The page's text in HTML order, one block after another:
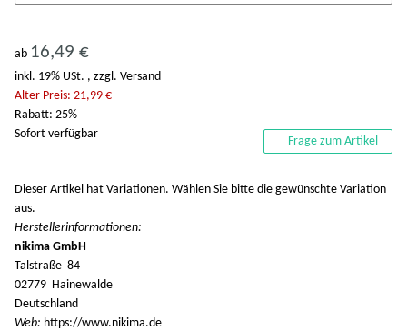
ab 16,49 €
inkl. 19% USt. , zzgl. Versand
Alter Preis: 21,99 €
Rabatt: 25%
Sofort verfügbar
Frage zum Artikel
xDieser Artikel hat Variationen. Wählen Sie bitte die gewünschte Variation
aus.
Herstellerinformationen:
nikima GmbH
Talstraße 84
02779 Hainewalde
Deutschland
Web: https://www.nikima.de